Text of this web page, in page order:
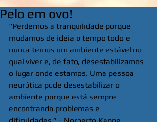
Pelo em ovo!
“Perdemos a tranquilidade porque
mudamos de ideia o tempo todo e
nunca temos um ambiente estável no
qual viver e, de fato, desestabilizamos
o lugar onde estamos. Uma pessoa
neurótica pode desestabilizar o
ambiente porque está sempre
encontrando problemas e